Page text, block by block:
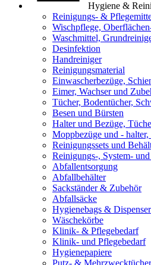
Hygiene &
Reinigungs- &
Wischpflege,
Waschmittel,
Desinfektion
Handreiniger
Reinigungsmaterial
Einwascherbezüge,
Eimer, Wachser und
Tücher, Bodentücher,
Besen und Bürsten
Halter und Bezüge,
Moppbezüge und -
Reinigungssets und
Reinigungs-, System-
Abfallentsorgung
Abfallbehälter
Sackständer & Zubehör
Abfallsäcke
Hygienebags & Dispenser
Wäschekörbe
Klinik- & Pflegebedarf
Klinik- und Pflegebedarf
Hygienepapiere